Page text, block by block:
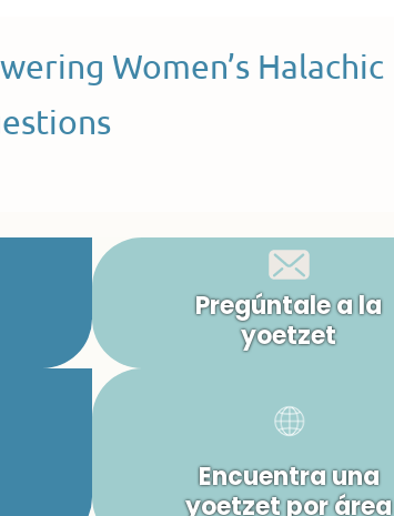
Women’s Halachic
Pregúntale a la
yoetzet
Encuentra una
yoetzet por área